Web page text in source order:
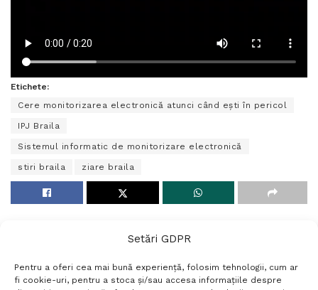
Setări GDPR
Pentru a oferi cea mai bună experiență, folosim tehnologii, cum ar
fi cookie-uri, pentru a stoca și/sau accesa informațiile despre
Etichete:
Cere monitorizarea electronică atunci când ești în pericol
IPJ Braila
Sistemul informatic de monitorizare electronică
stiri braila ziare braila